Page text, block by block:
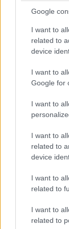
Google
I want to
related to
device
I want to
Google for
I want to
I want to
related to
device
I want to
related to
I want to
related to
Dráma
turbópékek
miatt vizsgálják!
pályaelhagyása
többet
szemét, mert a
Fuoco